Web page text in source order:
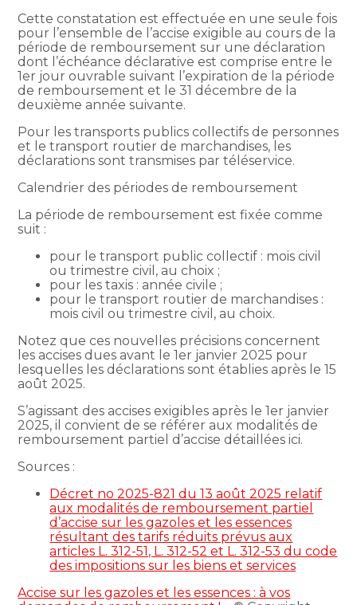
Cette constatation est effectuée en une seule fois
pour l’ensemble de l’accise exigible au cours de la
période de remboursement sur une déclaration
dont l’échéance déclarative est comprise entre le
1er jour ouvrable suivant l’expiration de la période
de remboursement et le 31 décembre de la
deuxième année suivante.
Pour les transports publics collectifs de personnes
et le transport routier de marchandises, les
déclarations sont transmises par téléservice.
Calendrier des périodes de remboursement
La période de remboursement est fixée comme
suit :
pour le transport public collectif : mois civil
ou trimestre civil, au choix ;
pour les taxis : année civile ;
pour le transport routier de marchandises :
mois civil ou trimestre civil, au choix.
Notez que ces nouvelles précisions concernent
les accises dues avant le 1er janvier 2025 pour
lesquelles les déclarations sont établies après le 15
août 2025.
S’agissant des accises exigibles après le 1er janvier
2025, il convient de se référer aux modalités de
remboursement partiel d’accise détaillées ici.
Sources :
Décret no 2025-821 du 13 août 2025 relatif
aux modalités de remboursement partiel
d’accise sur les gazoles et les essences
résultant des tarifs réduits prévus aux
articles L. 312-51, L. 312-52 et L. 312-53 du code
des impositions sur les biens et services
Accise sur les gazoles et les essences : à vos